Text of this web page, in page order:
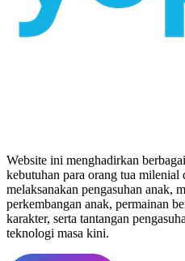
Website ini menghadirkan
kebutuhan para orang tua milenial
melaksanakan pengasuhan anak,
perkembangan anak, permainan
karakter, serta tantangan
teknologi masa kini.